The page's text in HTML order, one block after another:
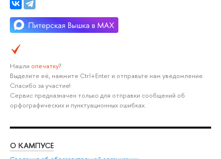
Нашли опечатку?
Выделите её, нажмите Ctrl+Enter и отправьте нам уведомление.
Спасибо за участие!
Сервис предназначен только для отправки сообщений об
орфографических и пунктуационных ошибках.
О КАМПУСЕ